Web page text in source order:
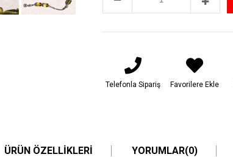
Telefonla Sipariş Favorilere Ekle
ÜRÜN ÖZELLIKLERI YORUMLAR(0)